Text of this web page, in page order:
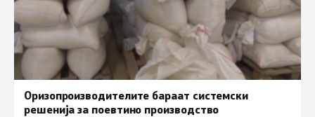
Оризопроизводителите бараат системски
решенија за поевтино производство